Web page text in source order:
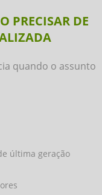
PRECISAR DE
quando o assunto
última geração